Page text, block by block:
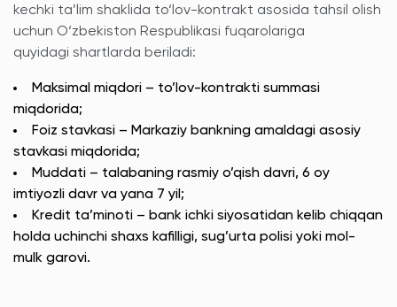
kechki ta’lim shaklida to‘lov-kontrakt asosida tahsil olish
uchun O‘zbekiston Respublikasi fuqarolariga
quyidagi shartlarda beriladi:
Maksimal miqdori – to’lov-kontrakti summasi
miqdorida;
Foiz stavkasi – Markaziy bankning amaldagi asosiy
stavkasi miqdorida;
Muddati – talabaning rasmiy o’qish davri, 6 oy
imtiyozli davr va yana 7 yil;
Kredit ta’minoti – bank ichki siyosatidan kelib chiqqan
holda uchinchi shaxs kafilligi, sug’urta polisi yoki mol-
mulk garovi.